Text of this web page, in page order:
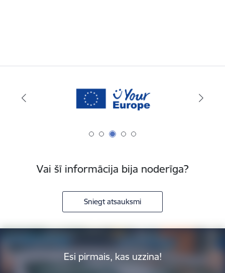
Vai šī informācija bija noderīga?
Sniegt atsauksmi
Esi pirmais, kas uzzina!